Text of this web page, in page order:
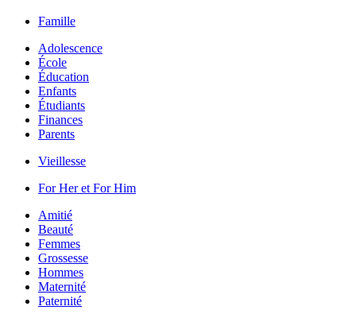
Famille
Adolescence
École
Éducation
Enfants
Étudiants
Finances
Parents
Vieillesse
For Her et For Him
Amitié
Beauté
Femmes
Grossesse
Hommes
Maternité
Paternité